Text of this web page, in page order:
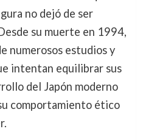
no dejó de ser
su muerte en 1994,
numerosos estudios y
intentan equilibrar sus
del Japón moderno
comportamiento ético